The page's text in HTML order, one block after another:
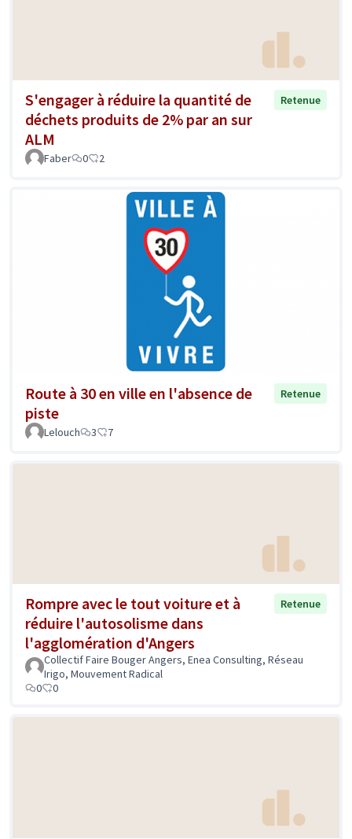
S'engager à réduire la quantité de
déchets produits de 2% par an sur
ALM
Retenue
Faber 0 2
Route à 30 en ville en l'absence de
piste
Retenue
Lelouch 3 7
Rompre avec le tout voiture et à
réduire l'autosolisme dans
l'agglomération d'Angers
Retenue
Collectif Faire Bouger Angers, Enea Consulting, Réseau
Irigo, Mouvement Radical
0
0